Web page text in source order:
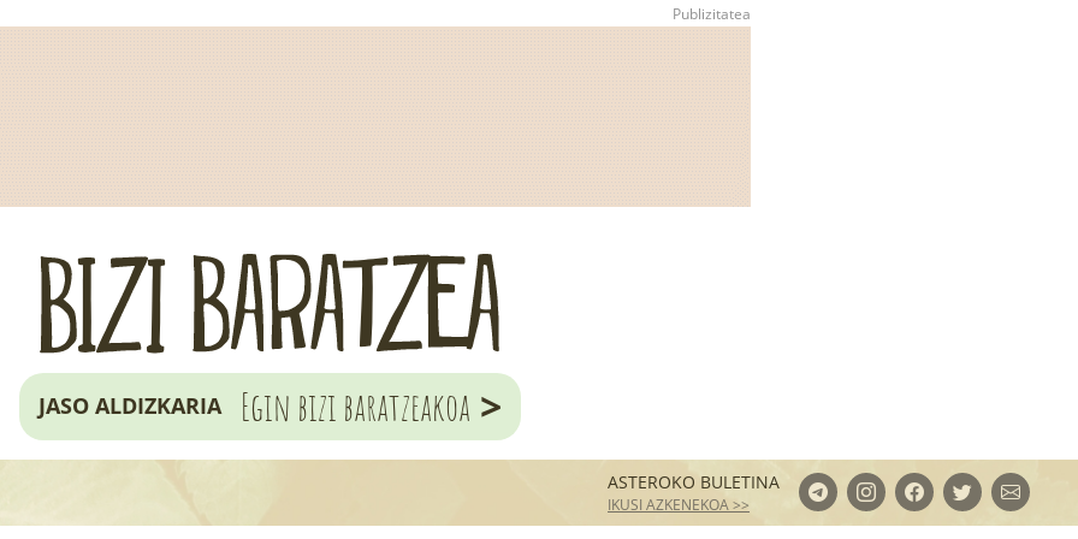
JASO ALDIZKARIA Egin bizi baratzeakoa >
ASTEROKO BULETINA
IKUSI AZKENEKOA >>